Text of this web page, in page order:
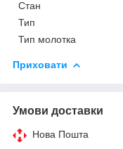
Стан
Тип
Тип молотка
Приховати
Умови доставки
Нова Пошта